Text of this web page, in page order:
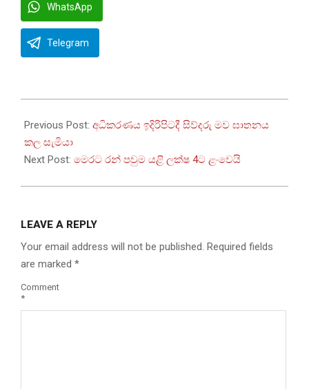
WhatsApp
Telegram
03-
25
Previous Post: අධිකරණය ඉදිරිපිටදී සිව්දරු මව ඝාතනය
කල සැමියා
Next Post: මෙරට රන් පවුම යළි ලක්ෂ 4ට ළංවෙයි
LEAVE A REPLY
Your email address will not be published. Required fields
are marked *
Comment
*